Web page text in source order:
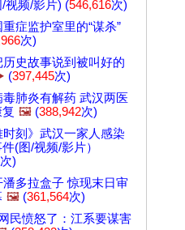
视频/影片) (546,616次)
症监护室里的“谋杀”
次)
历史故事说到被叫好的
(397,445次)
毒肺炎有解药 武汉两医
🖼️ (388,942次)
时刻》武汉一家人感染
(图/视频/影片）
次)
潘多拉盒子 惊现末日审
🖼️ (361,564次)
民愤怒了：江系要谋害